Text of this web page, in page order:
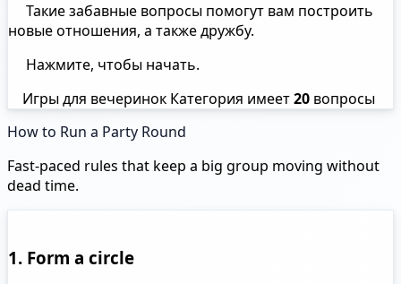
Такие забавные вопросы помогут вам построить
новые отношения, а также дружбу.
Нажмите, чтобы начать.
Игры для вечеринок Категория имеет20 вопросы
How to Run a Party Round
Fast-paced rules that keep a big group moving without
dead time.
1. Form a circle